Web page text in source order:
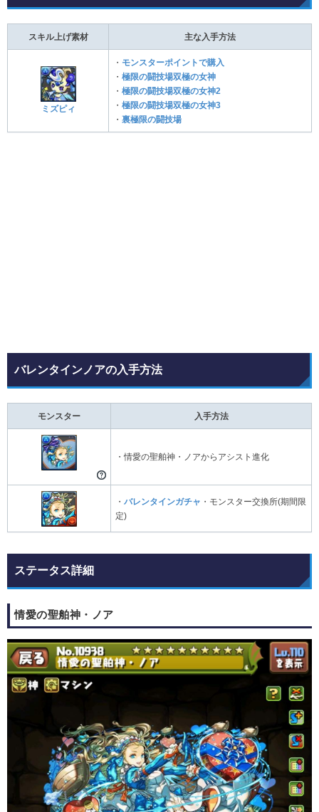
スキル上げ素材 主な入手方法
ミズピィ
・ モンスターポイントで購入
・ 極限の闘技場双極の女神
・ 極限の闘技場双極の女神2
・ 極限の闘技場双極の女神3
・ 裏極限の闘技場
バレンタインノアの入手方法
モンスター 入手方法
・情愛の聖舶神・ノアからアシスト進化
・ バレンタインガチャ ・モンスター交換所(期間限
定)
ステータス詳細
情愛の聖舶神・ノア